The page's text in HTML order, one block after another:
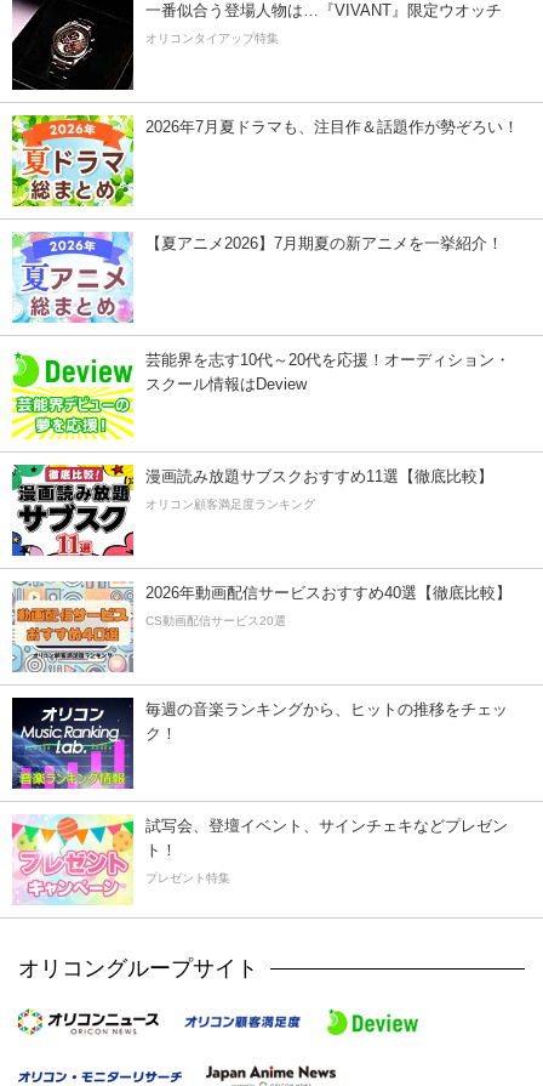
一番似合う登場人物は…『VIVANT』限定ウオッチ
オリコンタイアップ特集
2026年7月夏ドラマも、注目作＆話題作が勢ぞろい！
【夏アニメ2026】7月期夏の新アニメを一挙紹介！
芸能界を志す10代～20代を応援！オーディション・
スクール情報はDeview
漫画読み放題サブスクおすすめ11選【徹底比較】
オリコン顧客満足度ランキング
2026年動画配信サービスおすすめ40選【徹底比較】
CS動画配信サービス20選
毎週の音楽ランキングから、ヒットの推移をチェッ
ク！
試写会、登壇イベント、サインチェキなどプレゼン
ト！
プレゼント特集
オリコングループサイト